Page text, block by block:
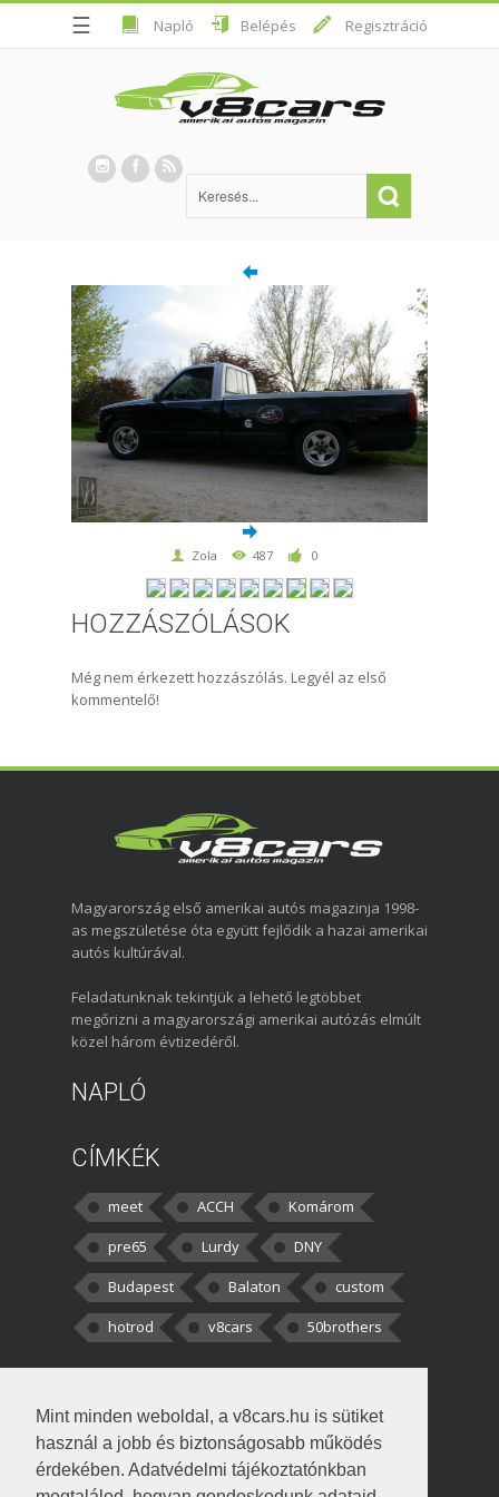
Mint minden weboldal, a v8cars.hu is sütiket
használ a jobb és biztonságosabb működés
érdekében. Adatvédelmi tájékoztatónkban
☰ Napló Belépés Regisztráció
Zola 487 0
HOZZÁSZÓLÁSOK
Még nem érkezett hozzászólás. Legyél az első
kommentelő!
Magyarország első amerikai autós magazinja 1998-
as megszületése óta együtt fejlődik a hazai amerikai
autós kultúrával.
Feladatunknak tekintjük a lehető legtöbbet
megőrizni a magyarországi amerikai autózás elmúlt
közel három évtizedéről.
NAPLÓ
CÍMKÉK
meet ACCH
Komárom
pre65
Lurdy
DNY
Budapest
Balaton
custom
hotrod
v8cars 50brothers
kortisz:Elszúrtam! Én csak két
darabbaal számoltam. Nem tudtam, hogy fél autót,